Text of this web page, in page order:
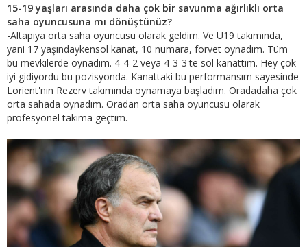
15-19 yaşları arasında daha çok bir savunma ağırlıklı orta
saha oyuncusuna mı dönüştünüz?
-Altapıya orta saha oyuncusu olarak geldim. Ve U19 takımında,
yani 17 yaşındaykensol kanat, 10 numara, forvet oynadım. Tüm
bu mevkilerde oynadım. 4-4-2 veya 4-3-3'te sol kanattım. Hey çok
iyi gidiyordu bu pozisyonda. Kanattaki bu performansım sayesinde
Lorient'nın Rezerv takımında oynamaya başladım. Oradadaha çok
orta sahada oynadım. Oradan orta saha oyuncusu olarak
profesyonel takıma geçtim.